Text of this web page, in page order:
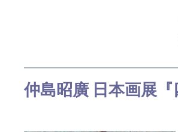
仲島昭廣 日本画展『